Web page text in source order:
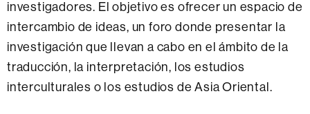
investigadores. El objetivo es ofrecer un espacio de
intercambio de ideas, un foro donde presentar la
investigación que llevan a cabo en el ámbito de la
traducción, la interpretación, los estudios
interculturales o los estudios de Asia Oriental.